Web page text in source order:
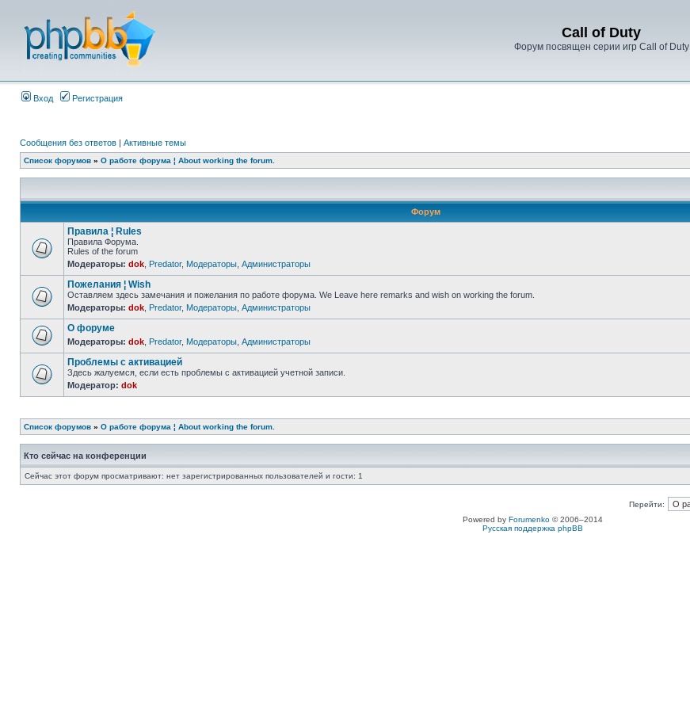
Call of Duty
Форум посвящен серии игр Call of Duty
Вход Регистрация
Сообщения без ответов | Активные темы
Список форумов » О работе форума ¦ About working the forum.
Форум
Правила ¦ Rules
Правила Форума.
Rules of the forum
Модераторы: dok Predator, Модераторы Администраторы
Пожелания ¦ Wish
Оставляем здесь замечания и пожелания по работе форума. We Leave here remarks and wish on working the forum.
Модераторы: dok Predator, Модераторы Администраторы
О форуме
Модераторы: dok Predator, Модераторы Администраторы
Проблемы с активацией
Здесь жалуемся, если есть проблемы с активацией учетной записи.
Модератор: dok
Список форумов » О работе форума ¦ About working the forum.
Кто сейчас на конференции
Сейчас этот форум просматривают: нет зарегистрированных пользователей и гости: 1
Перейти:
Powered by Forumenko© 2006–2014
Русская поддержка phpBB